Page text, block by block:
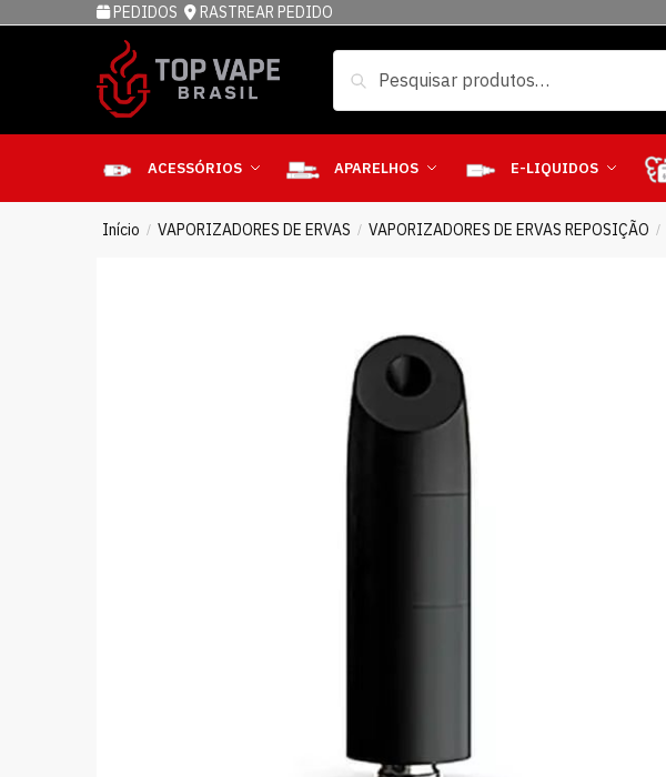
PEDIDOS RASTREAR PEDIDO
ACESSÓRIOS APARELHOS E-LIQUIDOS
Início / VAPORIZADORES DE ERVAS / VAPORIZADORES DE ERVAS REPOSIÇÃO /